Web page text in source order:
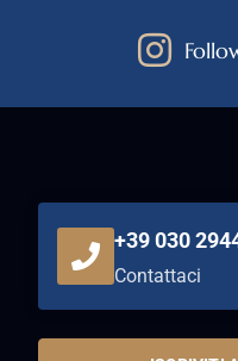
+39 030
Contattaci